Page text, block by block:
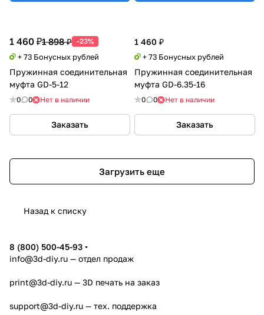
1 460 ₽1 898 ₽ -23%
+ 73 Бонусных рублей
Пружинная соединительная
муфта GD-5-12
0 0 Нет в наличии
Заказать
1 460 ₽
+ 73 Бонусных рублей
Пружинная соединительная
муфта GD-6.35-16
0 0 Нет в наличии
Заказать
Загрузить еще
Назад к списку
8 (800) 500-45-93
info@3d-diy.ru — отдел продаж
print@3d-diy.ru — 3D печать на заказ
support@3d-diy.ru — тех. поддержка